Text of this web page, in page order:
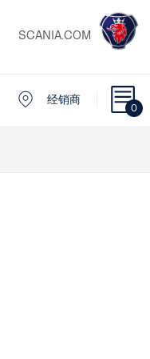
SCANIA.COM
0
经销商